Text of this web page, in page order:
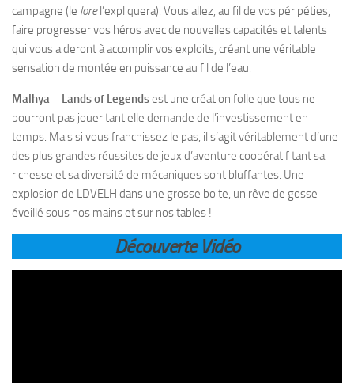
campagne (le lorel’expliquera). Vous allez, au fil de vos péripéties,
faire progresser vos héros avec de nouvelles capacités et talents
qui vous aideront à accomplir vos exploits, créant une véritable
sensation de montée en puissance au fil de l’eau.
Malhya – Lands of Legendsest une création folle que tous ne
pourront pas jouer tant elle demande de l’investissement en
temps. Mais si vous franchissez le pas, il s’agit véritablement d’une
des plus grandes réussites de jeux d’aventure coopératif tant sa
richesse et sa diversité de mécaniques sont bluffantes. Une
explosion de LDVELH dans une grosse boite, un rêve de gosse
éveillé sous nos mains et sur nos tables !
Découverte Vidéo